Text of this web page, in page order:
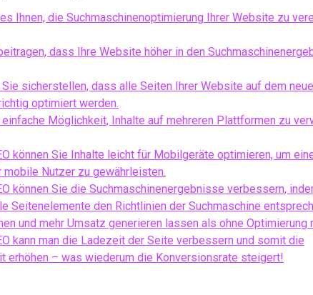
Ihnen, die Suchmaschinenoptimierung Ihrer Website zu
dass Ihre Website höher in den
Sie sicherstellen, dass alle Seiten Ihrer Website auf dem
optimiert werden.
Möglichkeit, Inhalte auf mehreren Plattformen zu
können Sie Inhalte leicht für Mobilgeräte optimieren, um
mobile Nutzer zu gewährleisten.
können Sie die Suchmaschinenergebnisse verbessern,
Seitenelemente den Richtlinien der Suchmaschine
und mehr Umsatz generieren lassen als ohne Optimierung
kann man die Ladezeit der Seite verbessern und somit die
erhöhen – was wiederum die Konversionsrate steigert!